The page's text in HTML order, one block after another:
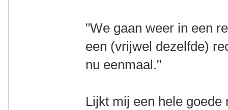
"We gaan weer in een
een (vrijwel dezelfde)
nu eenmaal."
Lijkt mij een hele